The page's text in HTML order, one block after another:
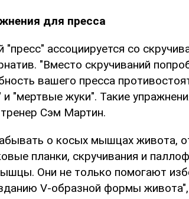
для пресса
ассоциируется со
"Вместо скручиваний
вашего пресса
и "мертвые жуки". Такие
Сэм Мартин.
о косых мышцах живота,
планки, скручивания и
Они не только помогают
V-образной формы